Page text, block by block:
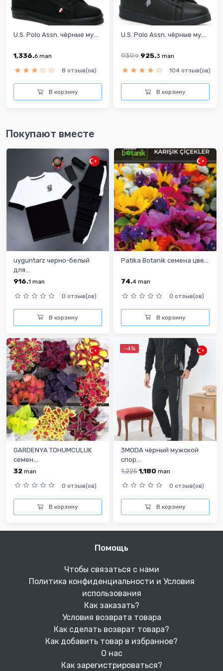
U.S. Polo Assn. чёрные му...
1,336.6 man
8 отзыв(ов)
В корзину
U.S. Polo Assn. чёрные му...
939.9 925.3 man
104 отзыв(ов)
В корзину
Покупают вместе
uyguntarz черно-белый
для...
916.1 man
0 отзыв(ов)
В корзину
Patika Botanik семена цве...
74.4 man
0 отзыв(ов)
В корзину
GARDENYA TOHUMCULUK
семен...
32 man
0 отзыв(ов)
В корзину
-4%
3MODA чёрный мужской
спор...
1,2251,180 man
0 отзыв(ов)
В корзину
Помощь
Чтобы связаться с нами
Политика конфиденциальности и Условия
использования
Как заказать?
Условия возврата товара
Как сделать возврат товара?
Как добавить товар в избранное?
О нас
Как зарегистрироваться?